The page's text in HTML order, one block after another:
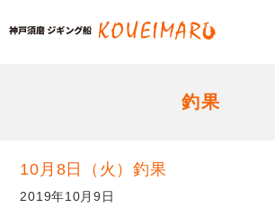
釣果
10月8日（火）釣果
2019年10月9日